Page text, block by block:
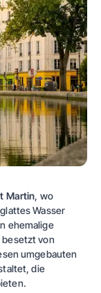
Martin, wo
Wasser
ehemalige
besetzt von
umgebauten
die